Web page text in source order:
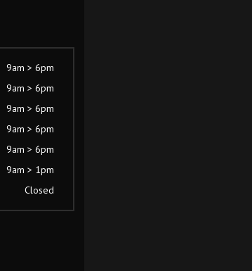
9am > 6pm
9am > 6pm
9am > 6pm
9am > 6pm
9am > 6pm
9am > 1pm
Closed